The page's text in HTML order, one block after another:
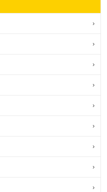
›
›
›
›
›
›
›
›
›